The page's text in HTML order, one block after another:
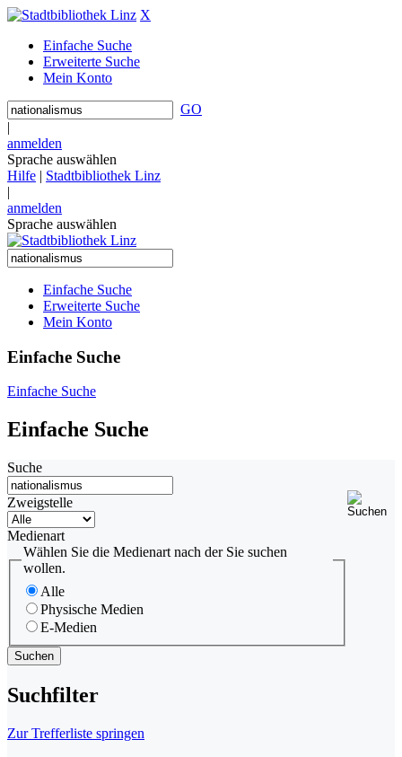
X
Einfache Suche
Erweiterte Suche
Mein Konto
GO
|
anmelden
Sprache auswählen
Hilfe | Stadtbibliothek Linz
|
anmelden
Sprache auswählen
Einfache Suche
Erweiterte Suche
Mein Konto
Einfache Suche
Einfache Suche
Einfache Suche
Suche
Zweigstelle
Medienart
Wählen Sie die Medienart nach der Sie suchen
wollen.
Alle
Physische Medien
E-Medien
Suchfilter
Zur Trefferliste springen